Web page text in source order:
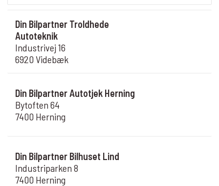
Din Bilpartner Troldhede
Autoteknik
Industrivej 16
6920 Videbæk
Din Bilpartner Autotjek Herning
Bytoften 64
7400 Herning
Din Bilpartner Bilhuset Lind
Industriparken 8
7400 Herning